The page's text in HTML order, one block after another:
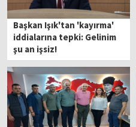
Başkan Işık'tan 'kayırma'
iddialarına tepki: Gelinim
şu an işsiz!